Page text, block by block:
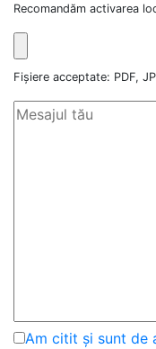
Recomandăm activarea
Fișiere acceptate: PDF,
Am citit și sunt de